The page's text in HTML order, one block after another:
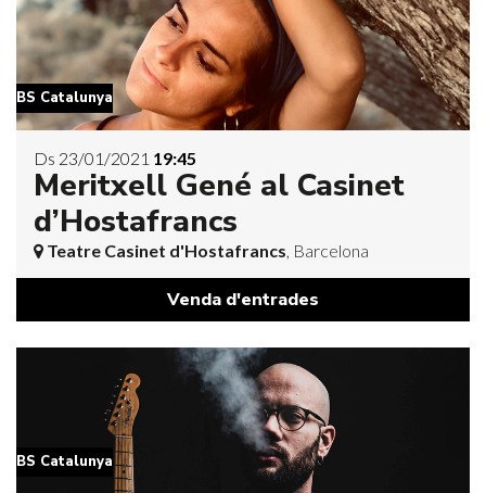
BS Catalunya
Ds 23/01/2021 19:45
Meritxell Gené al Casinet
d’Hostafrancs
Teatre Casinet d'Hostafrancs, Barcelona
Venda d'entrades
BS Catalunya